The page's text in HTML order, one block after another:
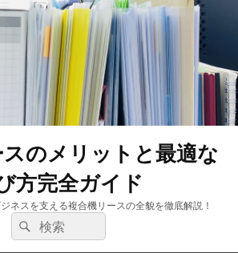
のメリットと最適な
方完全ガイド
ネスを支える複合機リースの全貌を徹底解説！
検
索:
検
索